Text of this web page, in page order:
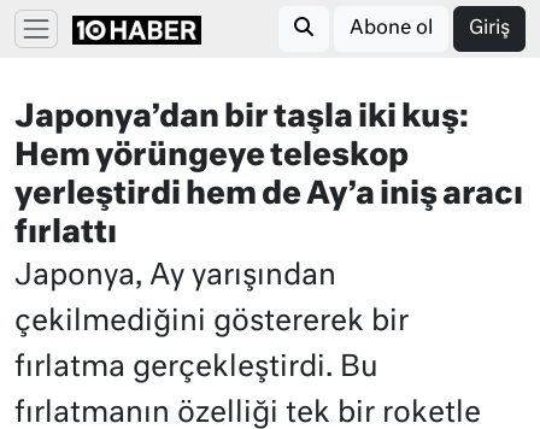
Abone ol Giriş
Japonya’dan bir taşla iki kuş:
Hem yörüngeye teleskop
yerleştirdi hem de Ay’a iniş aracı
fırlattı
Japonya, Ay yarışından
çekilmediğini göstererek bir
fırlatma gerçekleştirdi. Bu
fırlatmanın özelliği tek bir roketle